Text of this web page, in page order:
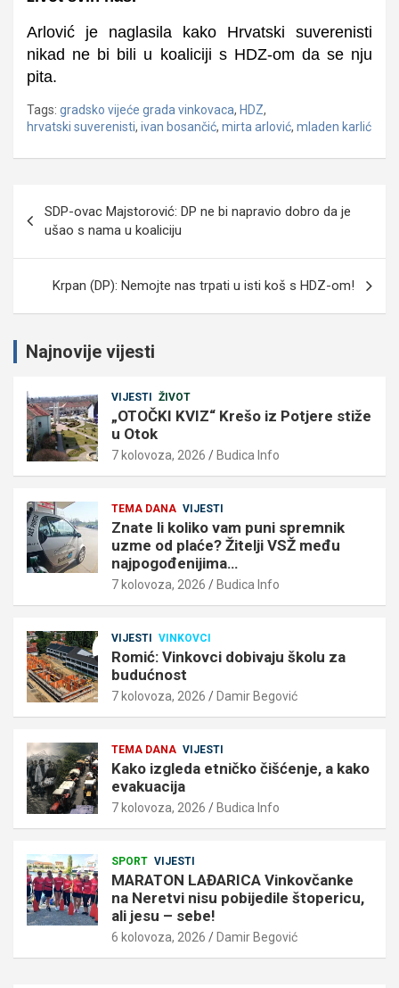
Arlović je naglasila kako Hrvatski suverenisti
nikad ne bi bili u koaliciji s HDZ-om da se nju
pita.
Tags: gradsko vijeće grada vinkovaca, HDZ,
hrvatski suverenisti, ivan bosančić, mirta arlović, mladen karlić
objava
SDP-ovac Majstorović: DP ne bi napravio dobro da je
ušao s nama u koaliciju
Krpan (DP): Nemojte nas trpati u isti koš s HDZ-om!
Najnovije vijesti
VIJESTI ŽIVOT
„OTOČKI KVIZ“ Krešo iz Potjere stiže
u Otok
7 kolovoza, 2026 Budica Info
TEMA DANA VIJESTI
Znate li koliko vam puni spremnik
uzme od plaće? Žitelji VSŽ među
najpogođenijima…
7 kolovoza, 2026 Budica Info
VIJESTI VINKOVCI
Romić: Vinkovci dobivaju školu za
budućnost
7 kolovoza, 2026 Damir Begović
TEMA DANA VIJESTI
Kako izgleda etničko čišćenje, a kako
evakuacija
7 kolovoza, 2026 Budica Info
SPORT VIJESTI
MARATON LAĐARICA Vinkovčanke
na Neretvi nisu pobijedile štopericu,
ali jesu – sebe!
6 kolovoza, 2026 Damir Begović